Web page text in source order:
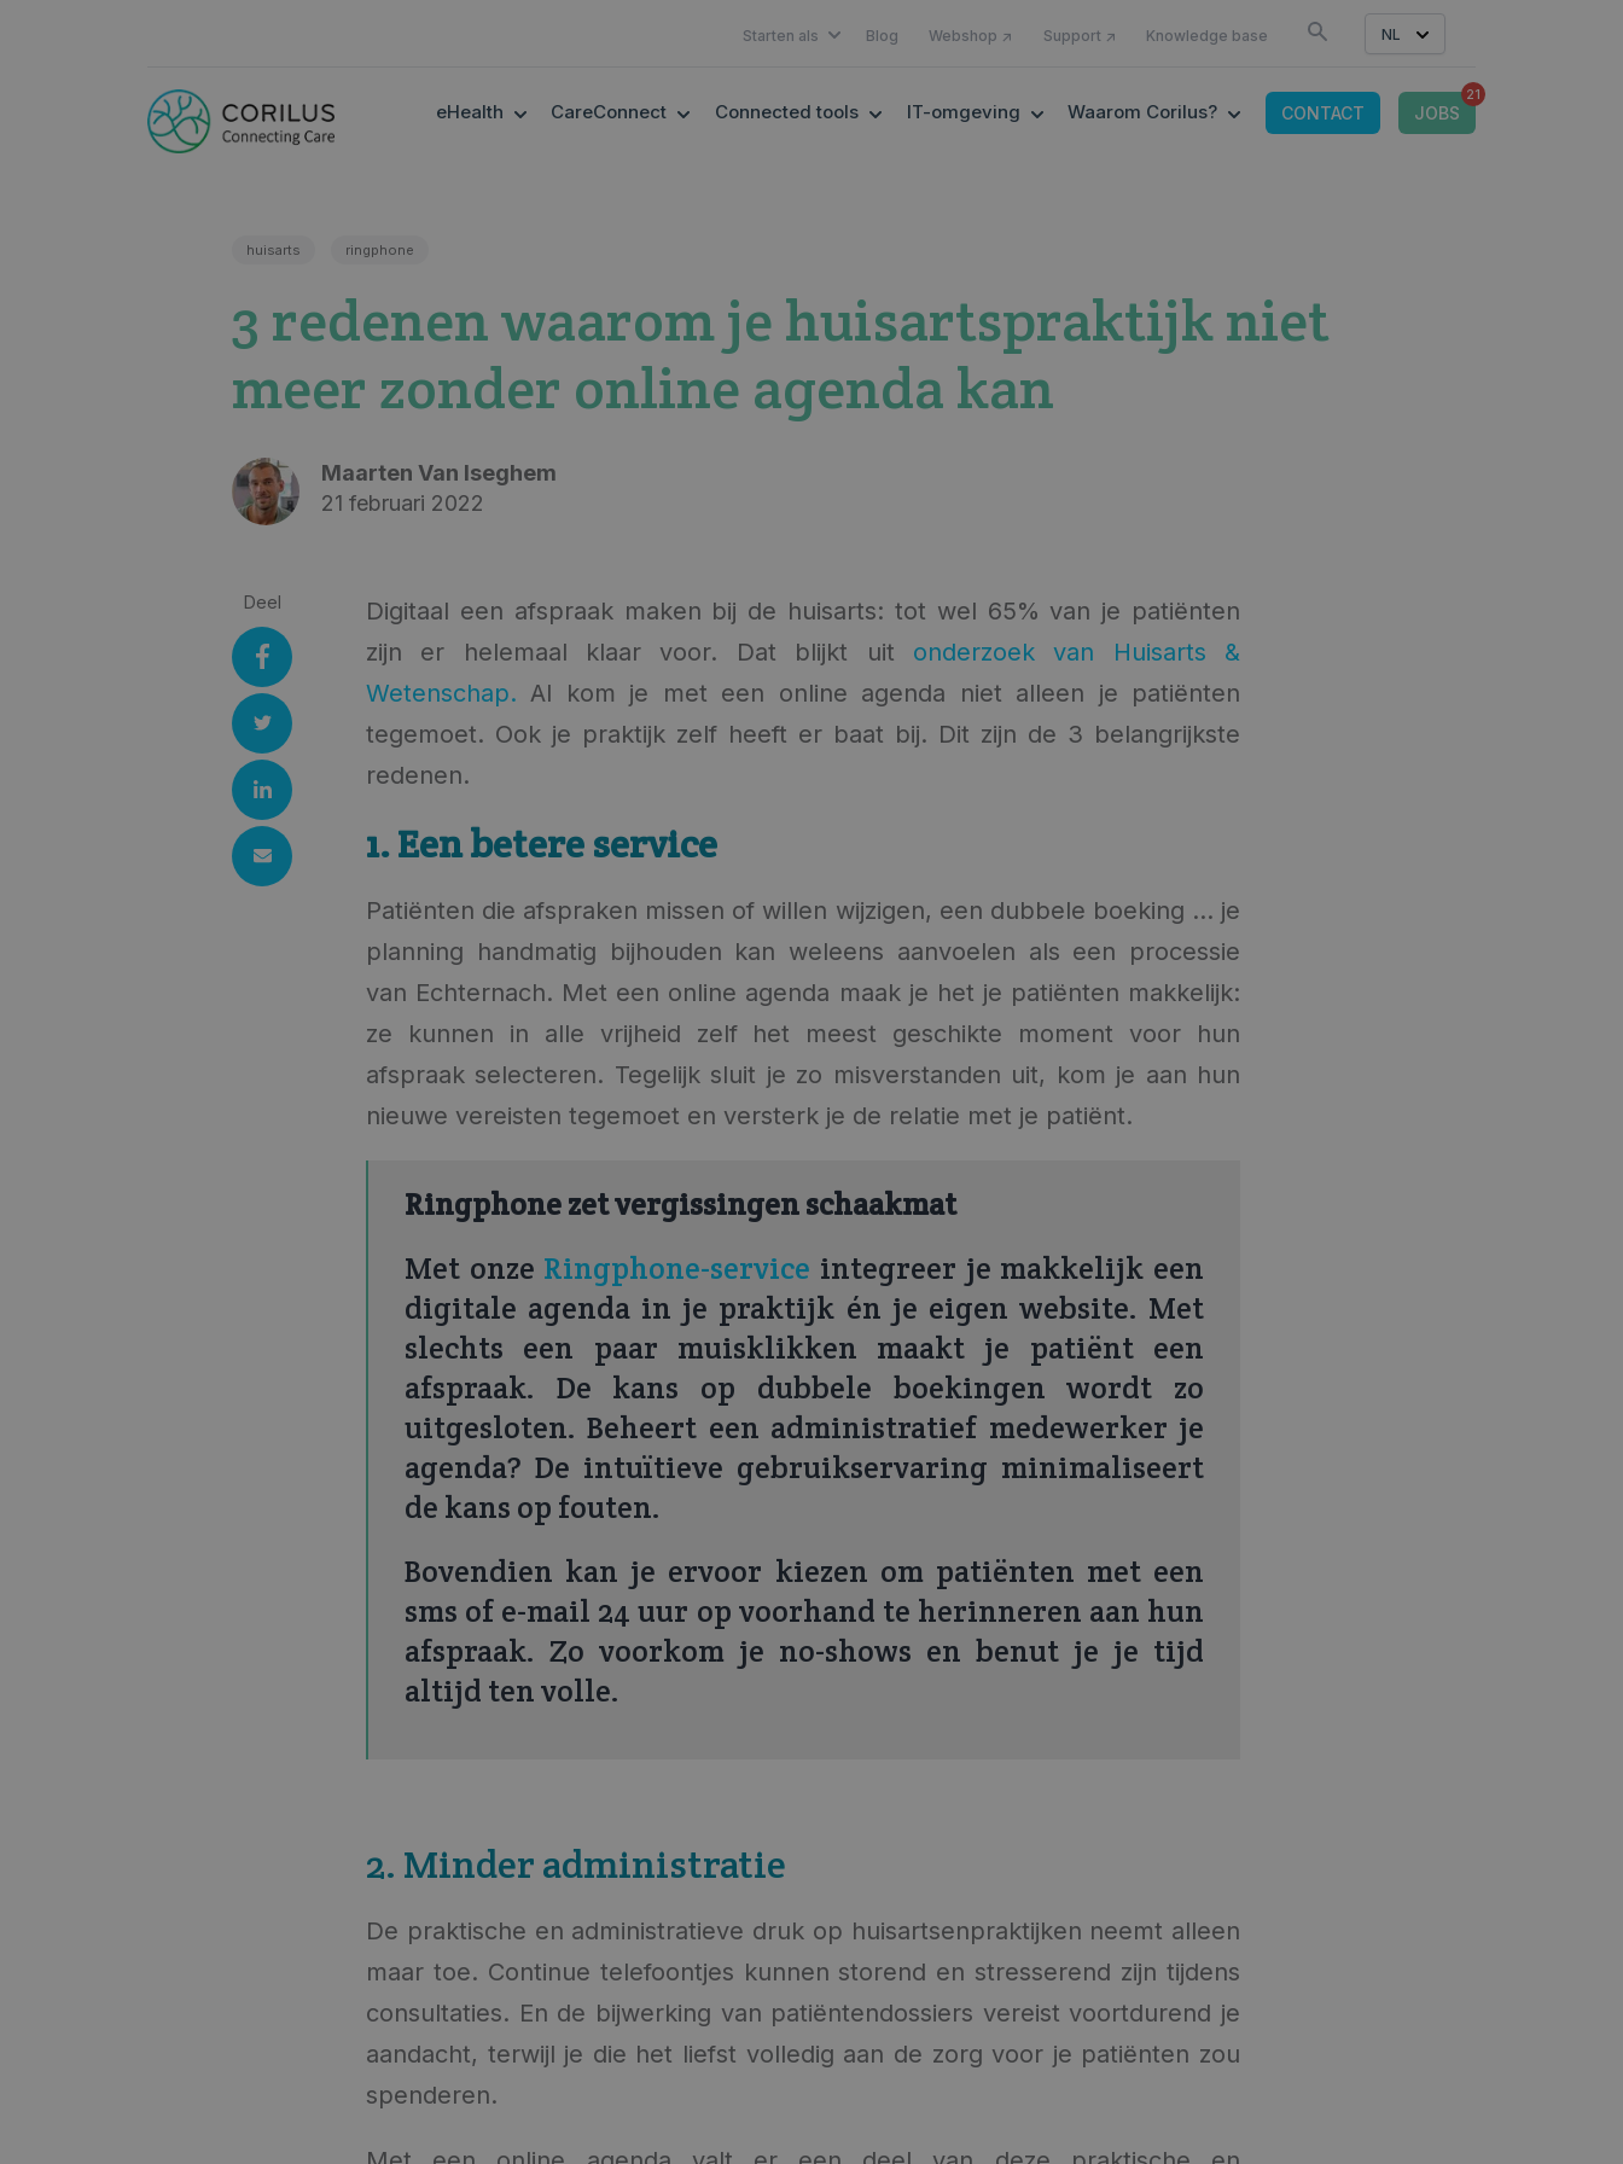
Starten als SHOW SUBMENU FOR STARTEN ALS
Blog Webshop ↗ Support ↗ Knowledge base NL
eHealth SHOW SUBMENU FOR EHEALTH
CareConnect SHOW SUBMENU FOR CARECONNECT
Connected tools SHOW SUBMENU FOR CONNECTED TOOLS
IT-omgeving SHOW SUBMENU FOR IT-OMGEVING
Waarom Corilus? SHOW SUBMENU FOR WAAROM CORILUS?
CONTACT JOBS
21
huisarts ringphone
3 redenen waarom je huisartspraktijk niet
meer zonder online agenda kan
Maarten Van Iseghem
21 februari 2022
Deel
Digitaal een afspraak maken bij de huisarts: tot wel 65% van je patiënten
zijn er helemaal klaar voor. Dat blijkt uit onderzoek van Huisarts &
Wetenschap. Al kom je met een online agenda niet alleen je patiënten
tegemoet. Ook je praktijk zelf heeft er baat bij. Dit zijn de 3 belangrijkste
redenen.
1. Een betere service
Patiënten die afspraken missen of willen wijzigen, een dubbele boeking … je
planning handmatig bijhouden kan weleens aanvoelen als een processie
van Echternach. Met een online agenda maak je het je patiënten makkelijk:
ze kunnen in alle vrijheid zelf het meest geschikte moment voor hun
afspraak selecteren. Tegelijk sluit je zo misverstanden uit, kom je aan hun
nieuwe vereisten tegemoet en versterk je de relatie met je patiënt.
Ringphone zet vergissingen schaakmat
Met onze Ringphone-service integreer je makkelijk een
digitale agenda in je praktijk én je eigen website. Met
slechts een paar muisklikken maakt je patiënt een
afspraak. De kans op dubbele boekingen wordt zo
uitgesloten. Beheert een administratief medewerker je
agenda? De intuïtieve gebruikservaring minimaliseert
de kans op fouten.
Bovendien kan je ervoor kiezen om patiënten met een
sms of e-mail 24 uur op voorhand te herinneren aan hun
afspraak. Zo voorkom je no-shows en benut je je tijd
altijd ten volle.
2. Minder administratie
De praktische en administratieve druk op huisartsenpraktijken neemt alleen
maar toe. Continue telefoontjes kunnen storend en stresserend zijn tijdens
consultaties. En de bijwerking van patiëntendossiers vereist voortdurend je
aandacht, terwijl je die het liefst volledig aan de zorg voor je patiënten zou
spenderen.